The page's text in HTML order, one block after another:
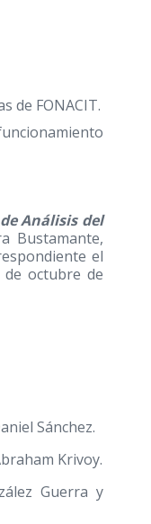
de FONACIT.
Análisis del
Bustamante,
el
de octubre de
Sánchez.
Krivoy.
Guerra y